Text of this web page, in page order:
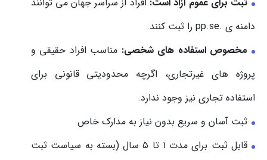
دامنه ی .pp.se را ثبت کنند.
مخصوص استفاده های شخصی: مناسب افراد حقیقی و
پروژه های غیرتجاری، اگرچه محدودیتی قانونی برای
استفاده تجاری نیز وجود ندارد.
ثبت آسان و سریع بدون نیاز به مدارک خاص
قابل ثبت برای مدت ۱ تا ۵ سال (بسته به سیاست ثبت